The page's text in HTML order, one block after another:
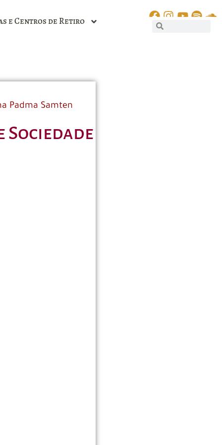
e Centros de Retiro
Padma Samten
Sociedade